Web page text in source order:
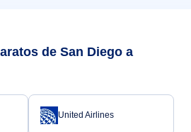
de San Diego a
United Airlines